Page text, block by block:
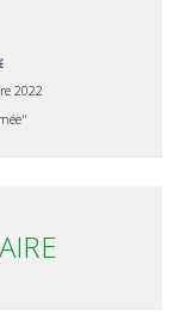
2022